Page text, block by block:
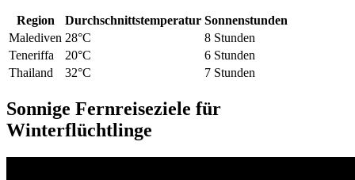
Region Durchschnittstemperatur Sonnenstunden
Malediven 28°C
8 Stunden
Teneriffa
20°C
6 Stunden
Thailand
32°C 7 Stunden
Sonnige Fernreiseziele für
Winterflüchtlinge